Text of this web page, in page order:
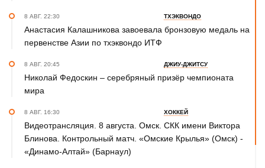
8 АВГ. 22:30 ТХЭКВОНДО
Анастасия Калашникова завоевала бронзовую медаль на
первенстве Азии по тхэквондо ИТФ
8 АВГ. 20:45 ДЖИУ-ДЖИТСУ
Николай Федоскин – серебряный призёр чемпионата
мира
8 АВГ. 16:30 ХОККЕЙ
Видеотрансляция. 8 августа. Омск. СКК имени Виктора
Блинова. Контрольный матч. «Омские Крылья» (Омск) -
«Динамо-Алтай» (Барнаул)